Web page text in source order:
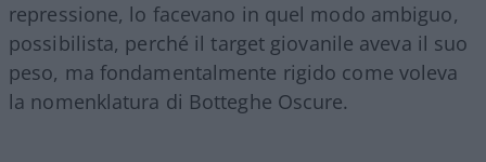
repressione, lo facevano in quel modo ambiguo,
possibilista, perché il target giovanile aveva il suo
peso, ma fondamentalmente rigido come voleva
la nomenklatura di Botteghe Oscure.